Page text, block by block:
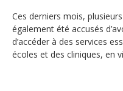
Ces derniers mois,
également été accusés
d’accéder à des services
écoles et des cliniques, en